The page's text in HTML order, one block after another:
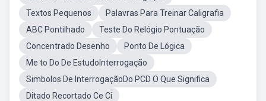
Textos Pequenos
Palavras Para Treinar Caligrafia
ABC Pontilhado
Teste Do Relógio Pontuação
Concentrado Desenho
Ponto De Lógica
Me to Do De EstudoInterrogação
Simbolos De InterrogaçãoDo PCD O Que Significa
Ditado Recortado Ce Ci